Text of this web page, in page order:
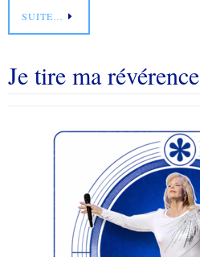
SUITE…
Je tire ma